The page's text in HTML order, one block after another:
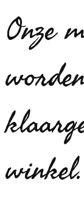
Onze